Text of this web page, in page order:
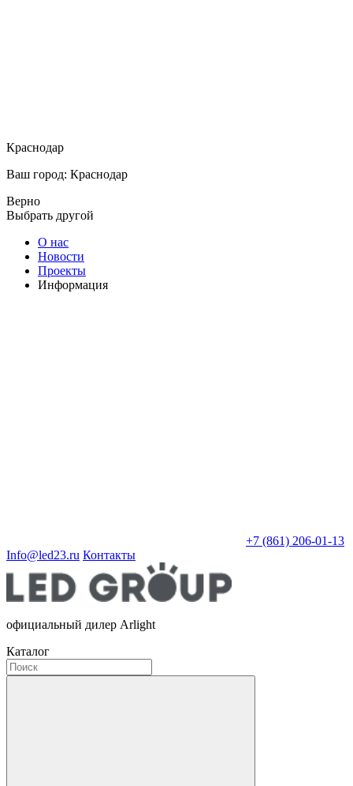
Краснодар
Ваш город: Краснодар
Верно
Выбрать другой
О нас
Новости
Проекты
Информация
+7 (861) 206-01-13
Info@led23.ru Контакты
официальный дилер Arlight
Каталог